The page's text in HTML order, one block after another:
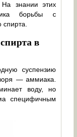
знании этих
борьбы с
в
суспензию
— аммиака.
воду, но
специфичным